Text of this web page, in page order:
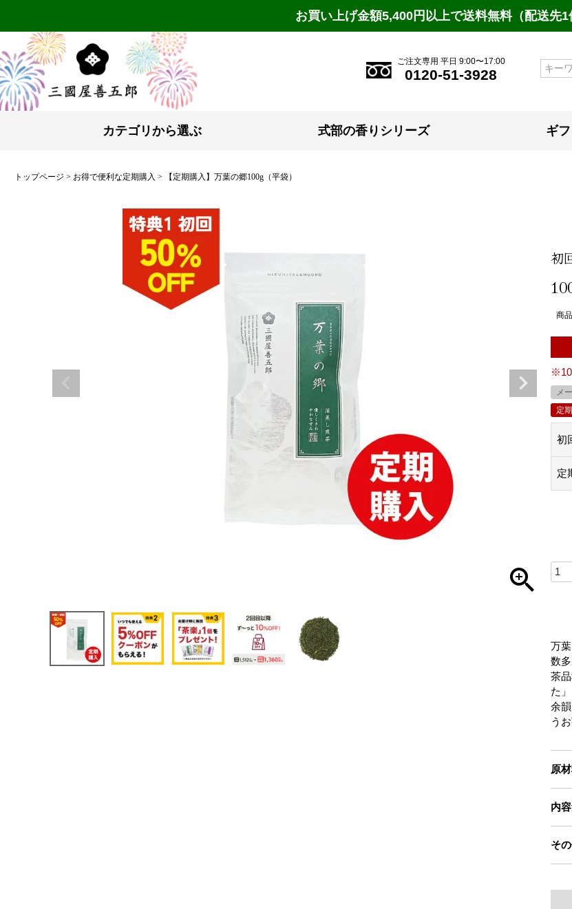
お買い上げ金額5,400円以上で送料無料（配送先1
ご注文専用 平日 9:00〜17:00
0120-51-3928
カテゴリから選ぶ 式部の香りシリーズ ギ
トップページ お得で便利な定期購入 【定期購入】万葉の郷100g（平袋）
初
商
※10
メ
定
初
定
万
数
茶
た
余
う
原
内
そ